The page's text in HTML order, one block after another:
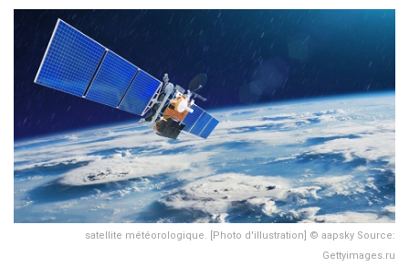
satellite météorologique. [Photo d'illustration] © aapsky Source:
Gettyimages.ru